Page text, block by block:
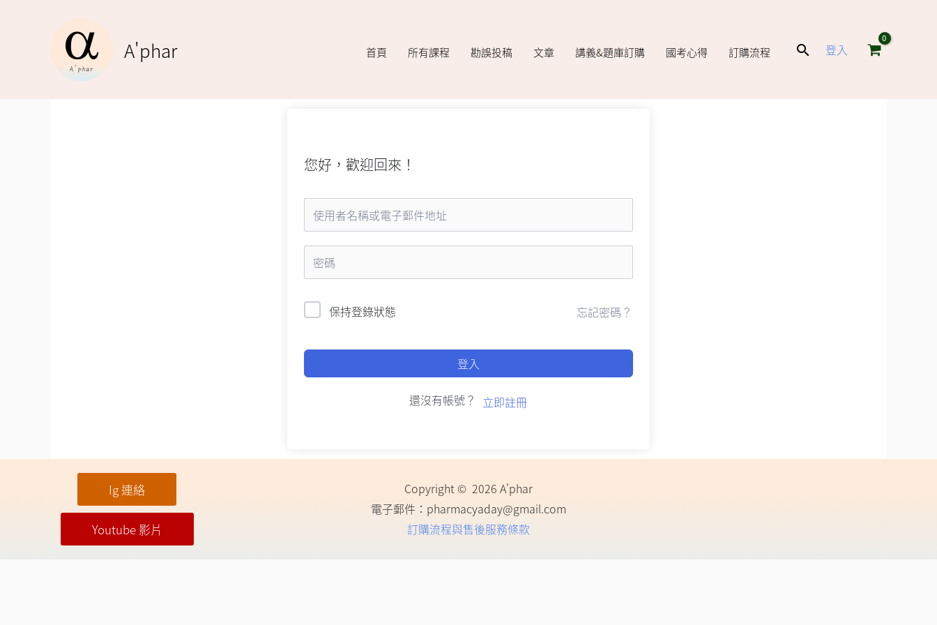
A'phar 首頁 所有課程 勘誤投稿 文章 講義&題庫訂購 國考心得 訂購流程
搜
登入
您好，歡迎回來！
保持登錄狀態 忘記密碼？
登入
還沒有帳號？ 立即註冊
Ig 連絡
Youtube 影片
Copyright © 2026 A'phar
電子郵件： pharmacyaday@gmail.com
訂購流程與售後服務條款